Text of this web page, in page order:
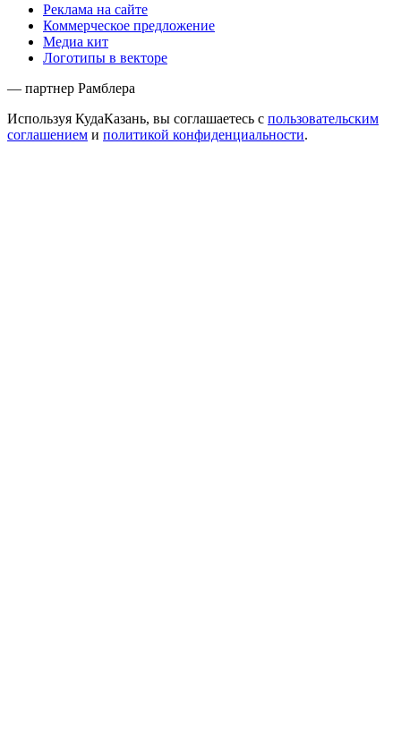
Реклама на сайте
Коммерческое предложение
Медиа кит
Логотипы в векторе
— партнер Рамблера
Используя КудаКазань, вы соглашаетесь с пользовательским
соглашением и политикой конфиденциальности.